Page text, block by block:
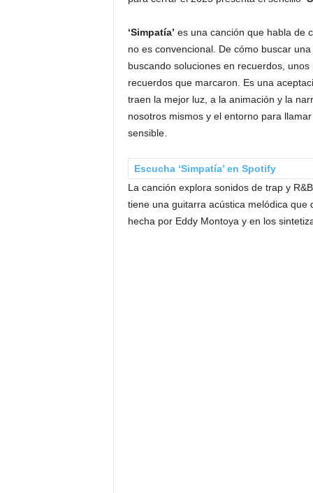
‘Simpatía’ es una canción que habla de
no es convencional. De cómo buscar
buscando soluciones en recuerdos,
recuerdos que marcaron. Es una
traen la mejor luz, a la animación y la
nosotros mismos y el entorno para
sensible.
Escucha ‘Simpatía’ en Spotify
La canción explora sonidos de trap y
tiene una guitarra acústica melódica
hecha por Eddy Montoya y en los